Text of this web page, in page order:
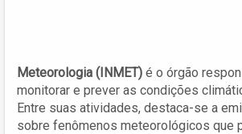
Meteorologia (INMET) é o órgão
monitorar e prever as condições
Entre suas atividades, destaca-se a
sobre fenômenos meteorológicos que